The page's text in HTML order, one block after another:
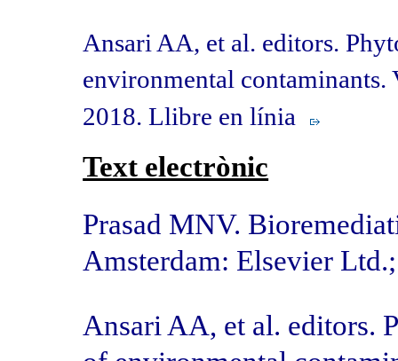
Ansari AA, et al. editors.
environmental
2018. Llibre en línia
Text electrònic
Prasad MNV.
Amsterdam: Elsevier
Ansari AA, et al. editors.